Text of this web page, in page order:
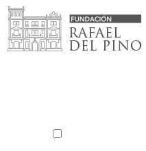
Saltar
al
contenido